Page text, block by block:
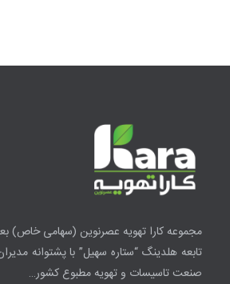
مجموعه کارا تهویه عصرنوین (سهامی خاص)
تابعه هلدینگ “ستاره سهیل” با پشتوانه
صنعت تاسیسات و تهویه مطبوع کشور…